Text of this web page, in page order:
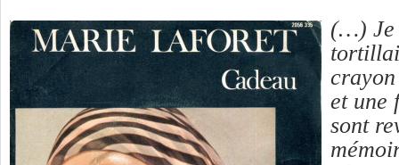
(…) Je
crayon
et une
sont